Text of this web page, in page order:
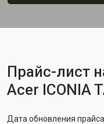
Прайс-лист
Acer ICONIA
Дата обновления